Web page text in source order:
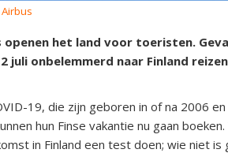
openen het land voor toeristen.
juli onbelemmerd naar Finland
19, die zijn geboren in of na 2006 en
hun Finse vakantie nu gaan
in Finland een test doen; wie niet